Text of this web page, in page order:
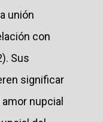
unión
con
Sus
significar
nupcial